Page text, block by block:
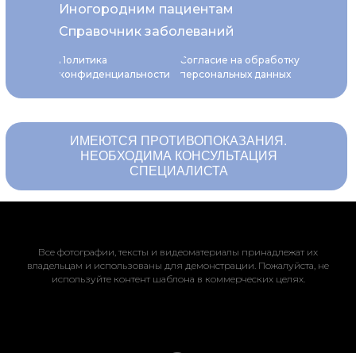
Политика
конфиденциальности
Согласие на обработку
персональных данных
Иногородним пациентам
Справочник заболеваний
ИМЕЮТСЯ ПРОТИВОПОКАЗАНИЯ.
НЕОБХОДИМА КОНСУЛЬТАЦИЯ
СПЕЦИАЛИСТА
Все фотографии, тексты и видеоматериалы принадлежат их
владельцам и использованы для демонстрации. Пожалуйста, не
используйте контент шаблона в коммерческих целях.